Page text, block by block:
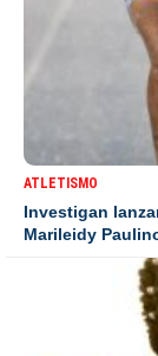
ATLETISMO
Investigan
Marileidy